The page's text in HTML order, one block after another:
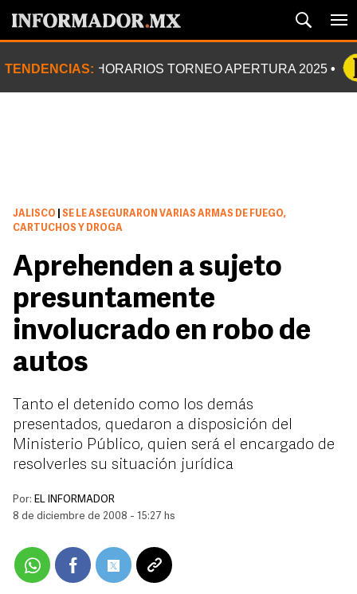
TENDENCIAS: HORARIOS TORNEO APERTURA 2025
JALISCO
SE LE ASEGURARON VARIAS ARMAS DE FUEGO,
CARTUCHOS Y DROGA
Aprehenden a sujeto
presuntamente
involucrado en robo de
autos
Tanto el detenido como los demás
presentados, quedaron a disposición del
Ministerio Público, quien será el encargado de
resolverles su situación jurídica
Por: EL INFORMADOR
8 de diciembre de 2008 - 15:27 hs